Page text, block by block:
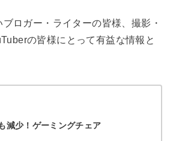
ロガー・ライターの皆様、撮影・
の皆様にとって有益な情報と
減少！ゲーミングチェア